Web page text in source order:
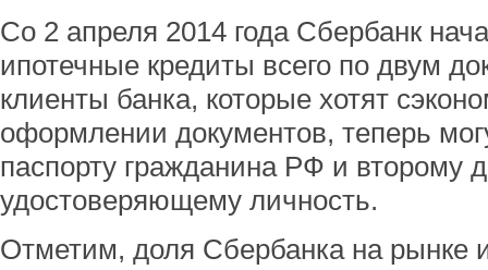
Со 2 апреля 2014 года Сбербанк
ипотечные кредиты всего по двум
клиенты банка, которые хотят
оформлении документов, теперь
паспорту гражданина РФ и второму
удостоверяющему личность.
Отметим, доля Сбербанка на рынке